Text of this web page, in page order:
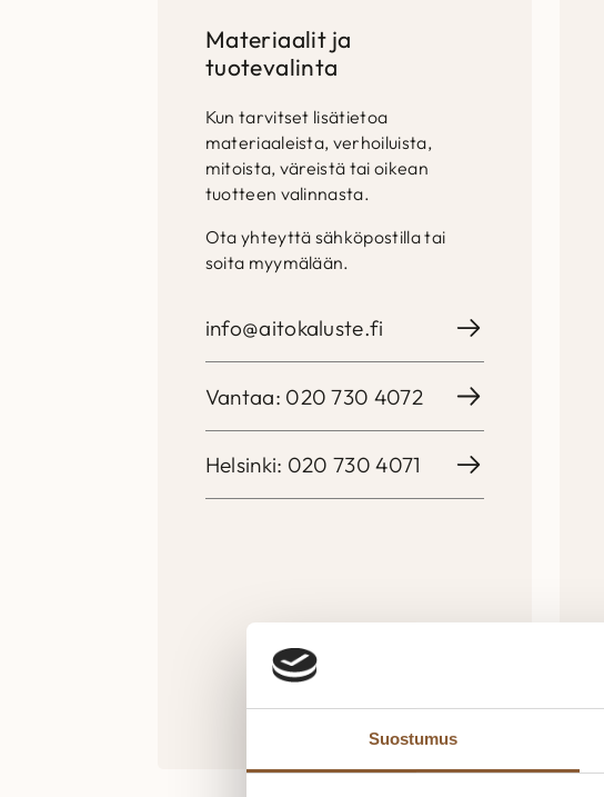
Suostumus
Materiaalit ja
tuotevalinta
Kun tarvitset lisätietoa
materiaaleista, verhoiluista,
mitoista, väreistä tai oikean
tuotteen valinnasta.
Ota yhteyttä sähköpostilla tai
soita myymälään.
info@aitokaluste.fi
Vantaa: 020 730 4072
Helsinki: 020 730 4071